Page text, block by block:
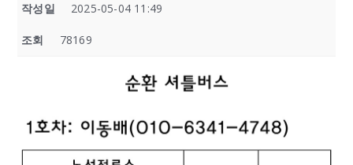
작성일 2025-05-04 11:49
조회 78169